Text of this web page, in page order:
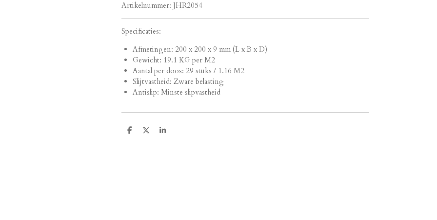
Artikelnummer: JHR2054
Specificaties:
Afmetingen: 200 x 200 x 9 mm (L x B x D)
Gewicht: 19.1 KG per M2
Aantal per doos: 29 stuks / 1.16 M2
Slijtvastheid: Zware belasting
Antislip: Minste slipvastheid
D
D
S